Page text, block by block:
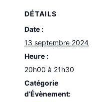
DÉTAILS
Date :
13 septembre 2024
Heure :
20h00 à 21h30
Catégorie
d’Évènement: